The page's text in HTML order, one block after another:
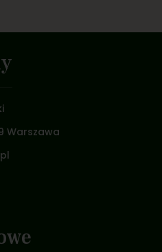
Warszawa